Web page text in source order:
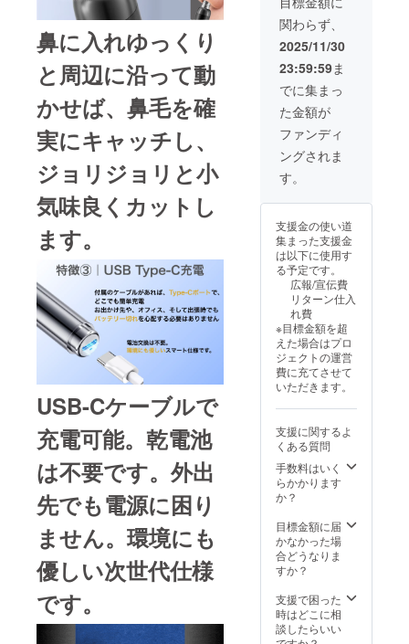
鼻に入れゆっくり
と周辺に沿って動
かせば、鼻毛を確
実にキャッチし、
ジョリジョリと小
気味良くカットし
ます。
USB-Cケーブルで
充電可能。乾電池
は不要です。外出
先でも電源に困り
ません。環境にも
優しい次世代仕様
です。
ます
込）送
料当社
負担
【配送
時期】
商品到
着は
2026年
2月中の
予定で
す。 ※
や輸
関によ
り配送
遅延が
生じる
可能性
があり
が、そ
の場合
は活動
レポー
トにて
随時ご
せてい
ただき
ます
関わらず、
2025/11/30
23:59:59ま
でに集まっ
た金額が
ファンディ
ングされま
す。
支援金の使い道
集まった支援金
は以下に使用す
る予定です。
広報/宣伝費
リターン仕入
れ費
※目標金額を超
えた場合はプロ
ジェクトの運営
費に充てさせて
いただきます。
支援に関するよ
くある質問
手数料はいく
らかかります
か？
目標金額に届
かなかった場
合どうなりま
すか？
支援で困った
時はどこに相
談したらいい